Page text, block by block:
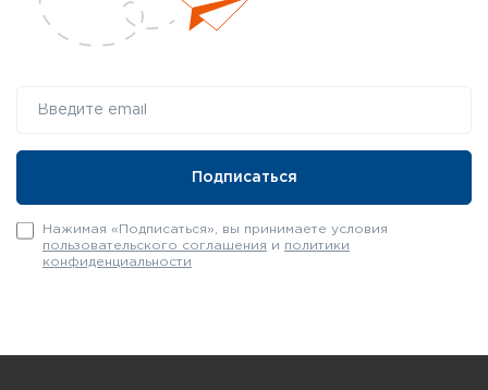
Нажимая «Подписаться», вы принимаете условия
пользовательского соглашения и политики
конфиденциальности